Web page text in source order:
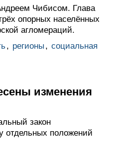
Чибисом. Глава
опорных населённых
агломераций.
, регионы , социальная
изменения
закон
отдельных положений